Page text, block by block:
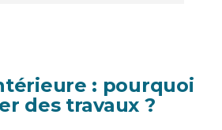
: pourquoi
des travaux ?